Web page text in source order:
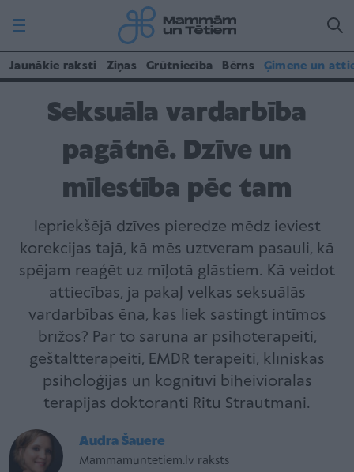
Jaunākie raksti Ziņas Grūtniecība Bērns Ģimene un
Seksuāla vardarbība
pagātnē. Dzīve un
mīlestība pēc tam
Iepriekšējā dzīves pieredze mēdz ieviest
korekcijas tajā, kā mēs uztveram pasauli, kā
spējam reaģēt uz mīļotā glāstiem. Kā veidot
attiecības, ja pakaļ velkas seksuālās
vardarbības ēna, kas liek sastingt intīmos
brīžos? Par to saruna ar psihoterapeiti,
geštaltterapeiti, EMDR terapeiti, klīniskās
psiholoģijas un kognitīvi biheiviorālās
terapijas doktoranti Ritu Strautmani.
Audra Šauere
Mammamuntetiem.lv raksts